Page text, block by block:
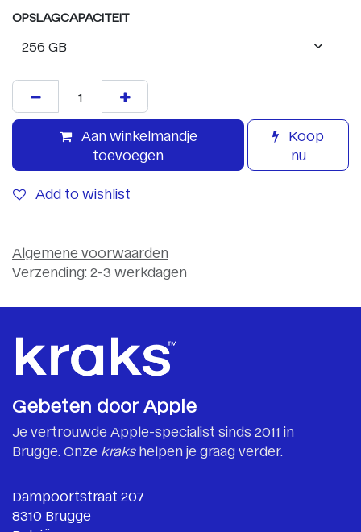
OPSLAGCAPACITEIT
Aan winkelmandje
toevoegen
Koop
nu
Add to wishlist
Algemene voorwaarden
Verzending: 2-3 werkdagen
Gebeten door Apple
Je vertrouwde Apple-specialist sinds 2011 in
Brugge. Onze krakshelpen je graag verder.
Dampoortstraat 207
8310 Brugge